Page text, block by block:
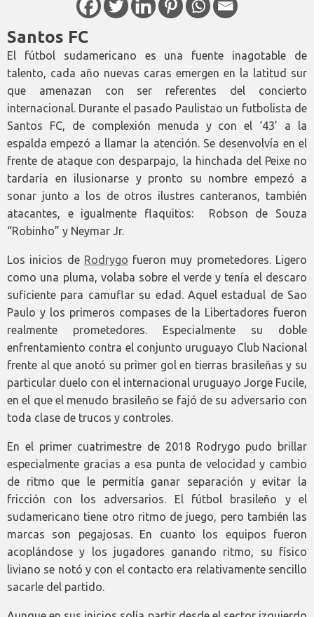
Santos FC
El fútbol sudamericano es una fuente inagotable de
talento, cada año nuevas caras emergen en la latitud sur
que amenazan con ser referentes del concierto
internacional. Durante el pasado Paulistao un futbolista de
Santos FC, de complexión menuda y con el ‘43’ a la
espalda empezó a llamar la atención. Se desenvolvía en el
frente de ataque con desparpajo, la hinchada del Peixe no
tardaría en ilusionarse y pronto su nombre empezó a
sonar junto a los de otros ilustres canteranos, también
atacantes, e igualmente flaquitos: Robson de Souza
“Robinho” y Neymar Jr.
Los inicios de Rodrygo fueron muy prometedores. Ligero
como una pluma, volaba sobre el verde y tenía el descaro
suficiente para camuflar su edad. Aquel estadual de Sao
Paulo y los primeros compases de la Libertadores fueron
realmente prometedores. Especialmente su doble
enfrentamiento contra el conjunto uruguayo Club Nacional
frente al que anotó su primer gol en tierras brasileñas y su
particular duelo con el internacional uruguayo Jorge Fucile,
en el que el menudo brasileño se fajó de su adversario con
toda clase de trucos y controles.
En el primer cuatrimestre de 2018 Rodrygo pudo brillar
especialmente gracias a esa punta de velocidad y cambio
de ritmo que le permitía ganar separación y evitar la
fricción con los adversarios. El fútbol brasileño y el
sudamericano tiene otro ritmo de juego, pero también las
marcas son pegajosas. En cuanto los equipos fueron
acoplándose y los jugadores ganando ritmo, su físico
liviano se notó y con el contacto era relativamente sencillo
sacarle del partido.